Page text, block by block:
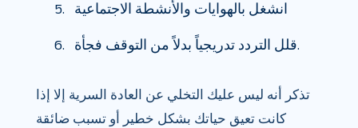
انشغل بالهوايات والأنشطة الاجتماعية
قلل التردد تدريجياً بدلاً من التوقف فجأة.
تذكر أنه ليس عليك التخلي عن العادة السرية إلا إذا
كانت تعيق حياتك بشكل خطير أو تسبب ضائقة